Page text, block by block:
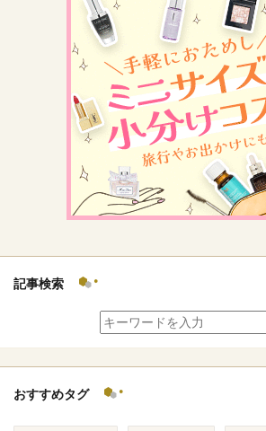
エイジングケア
フレグランス
ボディ＆ヘア
ライフスタイル
記事検索
おすすめタグ